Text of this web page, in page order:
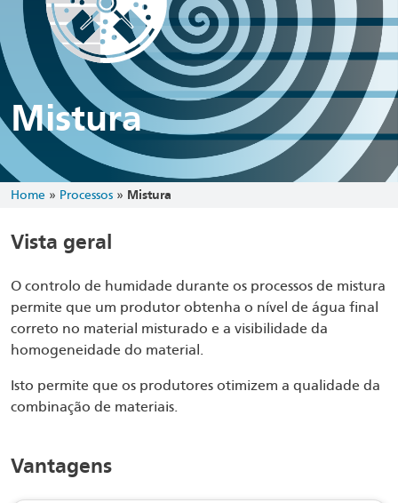
Mistura
Home » Processos » Mistura
Vista geral
O controlo de humidade durante os processos de mistura
permite que um produtor obtenha o nível de água final
correto no material misturado e a visibilidade da
homogeneidade do material.
Isto permite que os produtores otimizem a qualidade da
combinação de materiais.
Vantagens